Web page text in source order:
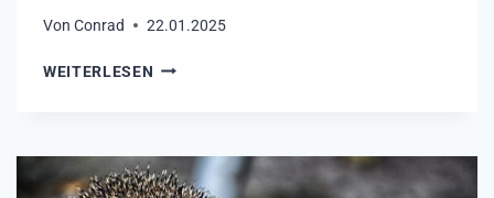
Von Conrad 22.01.2025
WEITERLESEN F
S
E